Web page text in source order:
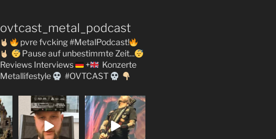
ovtcast_metal_podcast
pvre fvcking #MetalPodcast!
Pause auf unbestimmte Zeit...
Reviews Interviews +
Konzerte
Metallifestyle
#OVTCAST